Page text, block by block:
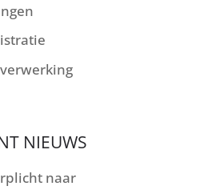
NIEUWS
naar